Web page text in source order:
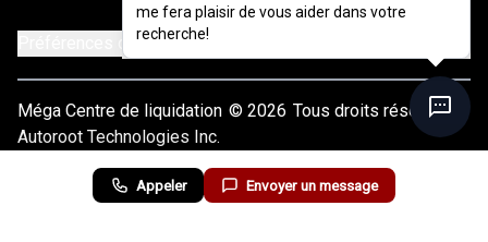
me fera plaisir de vous aider dans votre
recherche!
Appeler Envoyer un message
Préférences de consentement
Méga Centre de liquidation © 2026 Tous droits réservés
Autoroot Technologies Inc.